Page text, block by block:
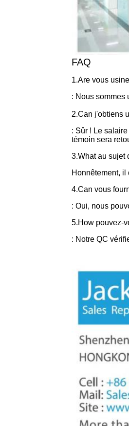
FAQ
1.Are vous
: Nous sommes
2.Can j'obtiens
: Sûr ! Le
témoin sera
3.What au sujet
Honnêtement,
4.Can vous
: Oui, nous
5.How pouvez-
: Notre QC